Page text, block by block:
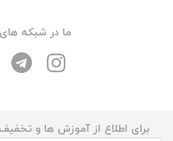
ما در شبکه
برای اطلاع از آموزش ها و